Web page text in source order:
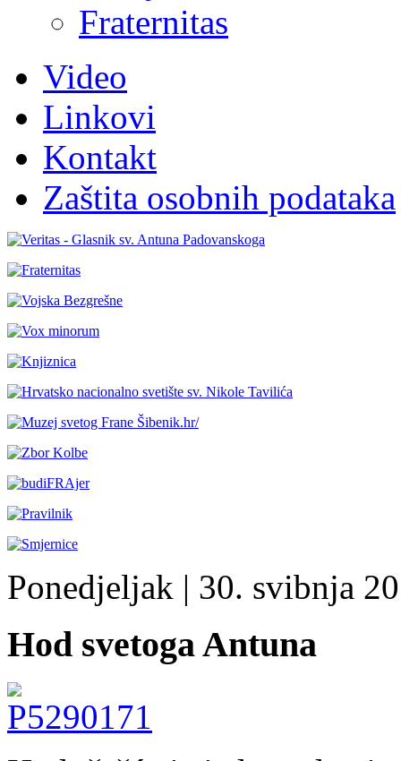
Fraternitas
Video
Linkovi
Kontakt
Zaštita osobnih podataka
Ponedjeljak | 30. svibnja
Hod svetoga Antuna